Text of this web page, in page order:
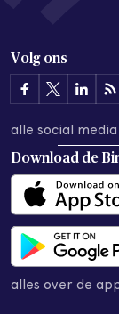
Volg ons
alle social
Download de
alles over de